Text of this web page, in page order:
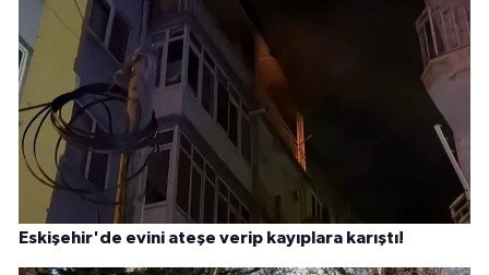
Eskişehir'de evini ateşe verip kayıplara karıştı!